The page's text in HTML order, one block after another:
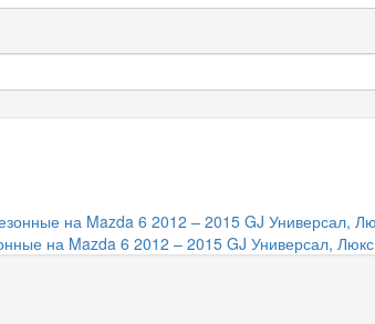
на Mazda 6 2012 – 2015 GJ Универсал, Люкс